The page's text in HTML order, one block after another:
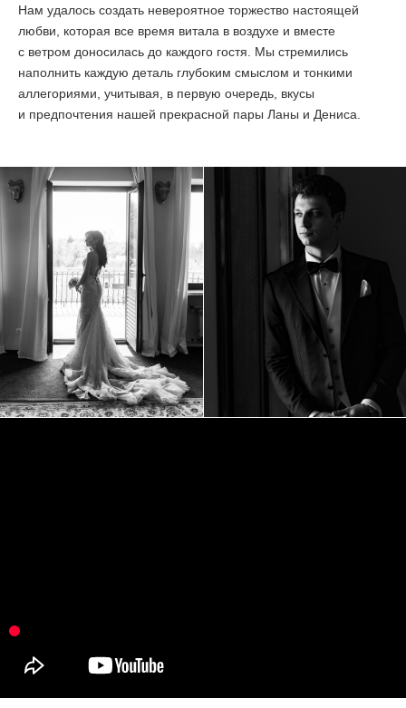
Нам удалось создать невероятное торжество настоящей
любви, которая все время витала в воздухе и вместе
с ветром доносилась до каждого гостя. Мы стремились
наполнить каждую деталь глубоким смыслом и тонкими
аллегориями, учитывая, в первую очередь, вкусы
и предпочтения нашей прекрасной пары Ланы и Дениса.